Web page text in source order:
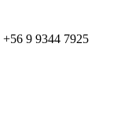
+56 9 9344 7925